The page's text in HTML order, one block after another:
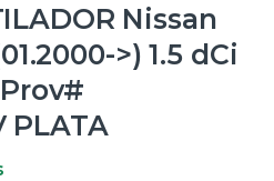
Nissan
>) 1.5 dCi
PLATA